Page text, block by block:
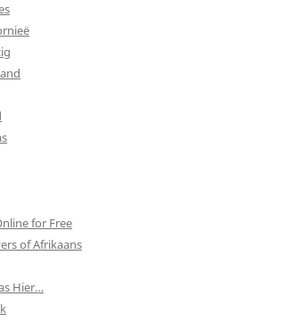
for Free
of Afrikaans
Hier…